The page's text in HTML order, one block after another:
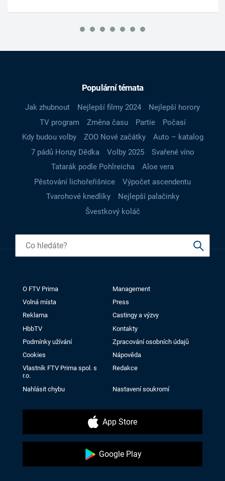
Populární témata
Jak zhubnout Nejlepší filmy 2024
Nejlepší horory
TV program
Změna času Partie
Počasí
Kdy budou volby
ZOO Nové začátky
Auto – katalog
7 pádů Honzy Dědka
Volby 2025
Svařené víno
Tatarák podle Pohlreicha
Aloe vera
Pěstování lichořeřišnice
Výpočet ascendentu
Tvarohové knedlíky
Nejlepší palačinky
Švestkový koláč
O FTV Prima
Management
Volná místa
Press
Reklama
Castingy a výzvy
HbbTV
Kontakty
Podmínky užívání
Zpracování osobních údajů
Cookies
Nápověda
Vlastník FTV Prima spol. s
r.o.
Redakce
Nahlásit chybu Nastavení soukromí
App Store
Google Play